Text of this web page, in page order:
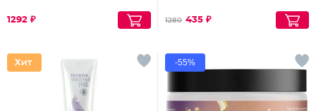
1292 ₽ 1280 435 ₽
-55%